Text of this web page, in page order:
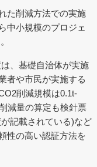
た削減方法での実施
中小規模のプロジェ
、基礎自治体が実施
者や市民が実施する
削減規模は0.1t-
減量の算定も検針票
記載されている)など
性の高い認証方法を